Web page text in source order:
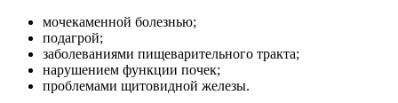
мочекаменной болезнью;
подагрой;
заболеваниями пищеварительного тракта;
нарушением функции почек;
проблемами щитовидной железы.